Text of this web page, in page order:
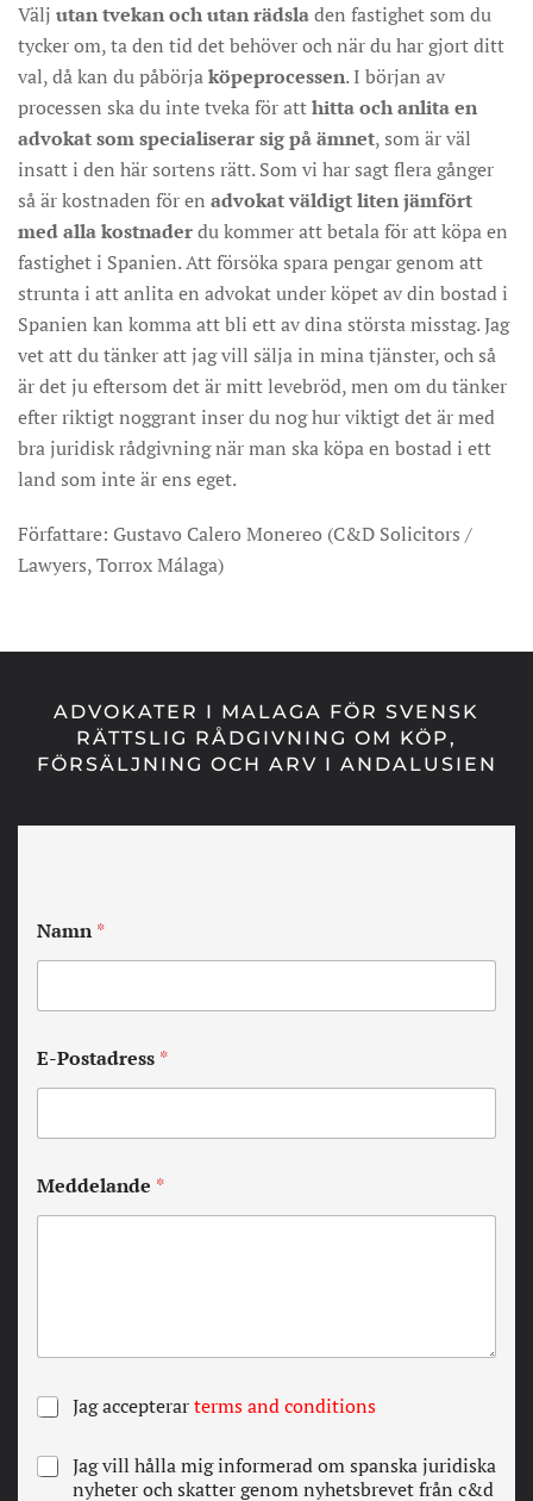
Välj utan tvekan och utan rädsladen fastighet som du
tycker om, ta den tid det behöver och när du har gjort ditt
val, då kan du påbörjaköpeprocessen. I början av
processen ska du inte tveka för atthitta och anlita en
advokat som specialiserar sig på ämnet, som är väl
insatt i den här sortens rätt. Som vi har sagt flera gånger
så är kostnaden för en advokat väldigt liten jämfört
med alla kostnaderdu kommer att betala för att köpa en
fastighet i Spanien. Att försöka spara pengar genom att
strunta i att anlita en advokat under köpet av din bostad i
Spanien kan komma att bli ett av dina största misstag. Jag
vet att du tänker att jag vill sälja in mina tjänster, och så
är det ju eftersom det är mitt levebröd, men om du tänker
efter riktigt noggrant inser du nog hur viktigt det är med
bra juridisk rådgivning när man ska köpa en bostad i ett
land som inte är ens eget.
Författare: Gustavo Calero Monereo (C&D Solicitors /
Lawyers, Torrox Málaga)
ADVOKATER I MALAGA FÖR SVENSK
RÄTTSLIG RÅDGIVNING OM KÖP,
FÖRSÄLJNING OCH ARV I ANDALUSIEN
Namn*
E-Postadress *
Meddelande *
A
l
a
Jag accepterarterms and conditions
N
e
Jag vill hålla mig informerad om spanska juridiska
nyheter och skatter genom nyhetsbrevet från c&d